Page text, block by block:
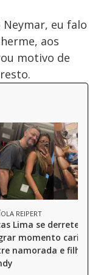
Neymar, eu falo
aos
motivo de
REIPERT
Lima se derrete ao
momento
namorada e filho